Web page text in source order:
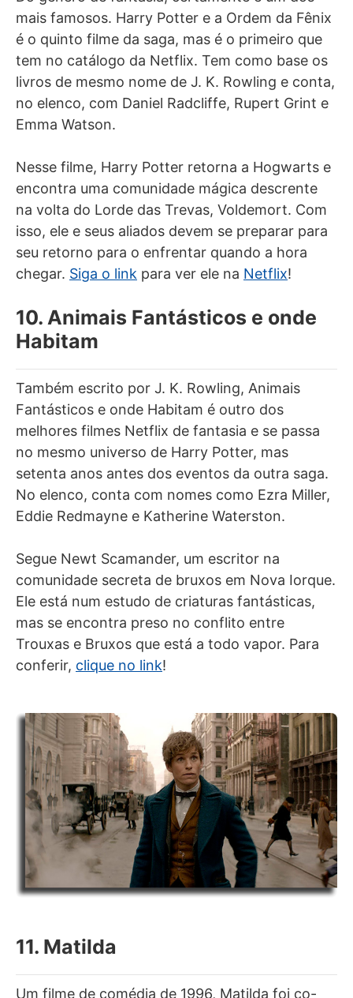
mais famosos. Harry Potter e a Ordem da Fênix
é o quinto filme da saga, mas é o primeiro que
tem no catálogo da Netflix. Tem como base os
livros de mesmo nome de J. K. Rowling e conta,
no elenco, com Daniel Radcliffe, Rupert Grint e
Emma Watson.
Nesse filme, Harry Potter retorna a Hogwarts e
encontra uma comunidade mágica descrente
na volta do Lorde das Trevas, Voldemort. Com
isso, ele e seus aliados devem se preparar para
seu retorno para o enfrentar quando a hora
chegar. Siga o link para ver ele na Netflix!
10. Animais Fantásticos e onde
Habitam
Também escrito por J. K. Rowling, Animais
Fantásticos e onde Habitam é outro dos
melhores filmes Netflix de fantasia e se passa
no mesmo universo de Harry Potter, mas
setenta anos antes dos eventos da outra saga.
No elenco, conta com nomes como Ezra Miller,
Eddie Redmayne e Katherine Waterston.
Segue Newt Scamander, um escritor na
comunidade secreta de bruxos em Nova Iorque.
Ele está num estudo de criaturas fantásticas,
mas se encontra preso no conflito entre
Trouxas e Bruxos que está a todo vapor. Para
conferir, clique no link!
11. Matilda
Um filme de comédia de 1996, Matilda foi co-